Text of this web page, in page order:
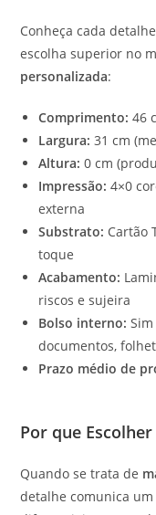
Conheça cada
escolha superior no
personalizada:
Comprimento: 46
Largura: 31 cm
Altura: 0 cm
Impressão: 4×0
externa
Substrato: Cartão
toque
Acabamento:
riscos e sujeira
Bolso interno:
documentos,
Prazo médio de
Por que Escolher
Quando se trata de
detalhe comunica